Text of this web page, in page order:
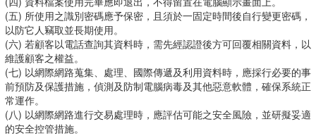
(五) 所使用之識別密碼應予保密，且須於一固定時間後自行變更密碼，
以防它人竊取並長期使用。
(六) 若顧客以電話查詢其資料時，需先經認證後方可回覆相關資料，以
維護顧客之權益。
(七) 以網際網路蒐集、處理、國際傳遞及利用資料時，應採行必要的事
前預防及保護措施，偵測及防制電腦病毒及其他惡意軟體，確保系統正
常運作。
(八) 以網際網路進行交易處理時，應評估可能之安全風險，並研擬妥適
的安全控管措施。